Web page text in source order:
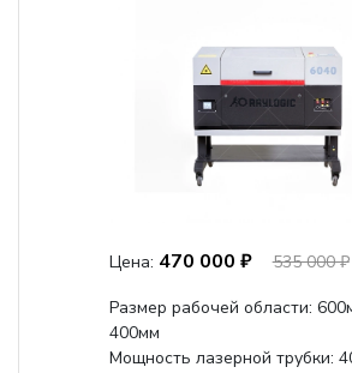
Цена: 470 000 ₽
535 000 ₽
Размер рабочей области:
400мм
Мощность лазерной трубки: